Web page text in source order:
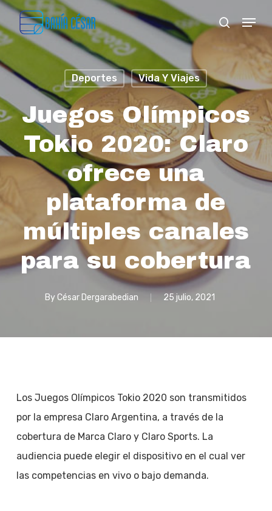
Skip
to
main
content
search
Menu
Deportes Vida Y Viajes
Juegos Olímpicos
Tokio 2020: Claro
ofrece una
plataforma de
múltiples canales
para su cobertura
ByCésar Dergarabedian 25 julio, 2021
Los Juegos Olímpicos Tokio 2020 son transmitidos
por la empresa Claro Argentina, a través de la
cobertura de Marca Claro y Claro Sports. La
audiencia puede elegir el dispositivo en el cual ver
las competencias en vivo o bajo demanda.
Menu